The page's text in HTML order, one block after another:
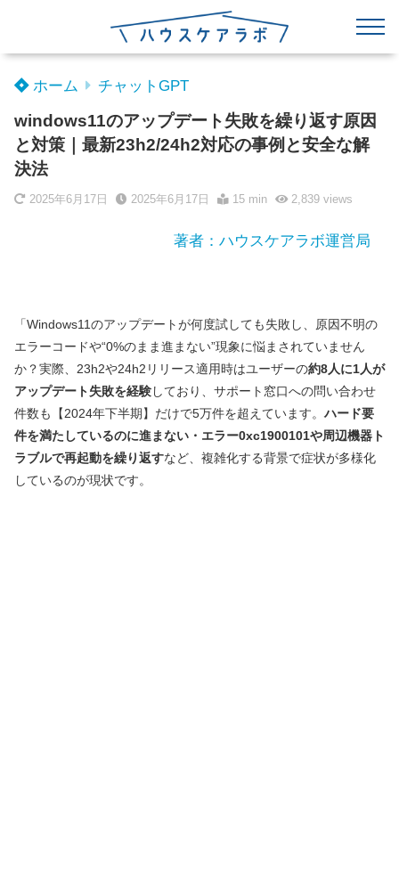
ホーム チャットGPT
windows11のアップデート失敗を繰り返す原因
と対策｜最新23h2/24h2対応の事例と安全な解
決法
2025年6月17日 2025年6月17日 15 min 2,839views
著者：ハウスケアラボ運営局
「Windows11のアップデートが何度試しても失敗し、原因不明の
エラーコードや“0%のまま進まない”現象に悩まされていません
か？実際、23h2や24h2リリース適用時はユーザーの約8人に1人が
アップデート失敗を経験しており、サポート窓口への問い合わせ
件数も【2024年下半期】だけで5万件を超えています。ハード要
件を満たしているのに進まない・エラー0xc1900101や周辺機器ト
ラブルで再起動を繰り返すなど、複雑化する背景で症状が多様化
しているのが現状です。